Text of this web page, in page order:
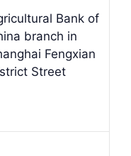
Bank of
branch in
Fengxian
Street